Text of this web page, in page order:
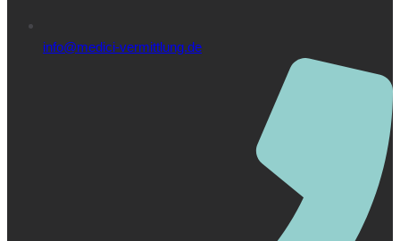
info@medici-vermittlung.de